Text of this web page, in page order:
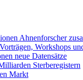
Ahnenforscher
Workshops
neue Datensätze
Sterberegistern
Markt